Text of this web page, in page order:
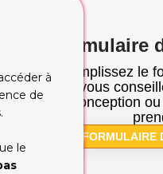
Formulaire
Remplissez le
vous
conception
FORMULAIRE
à
de
le